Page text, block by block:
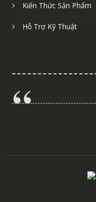
Kiến Thức Sản Phẩm
Hỗ Trợ Kỹ Thuật